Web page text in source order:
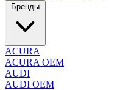
Бренды
ACURA
ACURA OEM
AUDI
AUDI OEM